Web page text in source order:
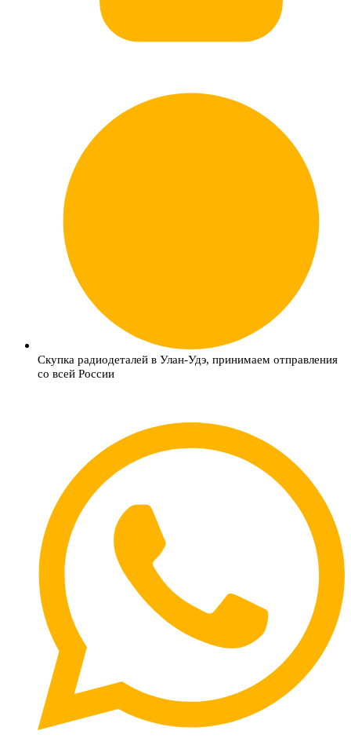
Скупка радиодеталей в Улан-Удэ, принимаем отправления
со всей России